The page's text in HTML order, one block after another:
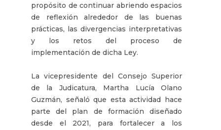
propósito de continuar abriendo espacios
de reflexión alrededor de las buenas
prácticas, las divergencias interpretativas
y los retos del proceso de
implementación de dicha Ley.
La vicepresidente del Consejo Superior
de la Judicatura, Martha Lucía Olano
Guzmán, señaló que esta actividad hace
parte del plan de formación diseñado
desde el 2021, para fortalecer a los